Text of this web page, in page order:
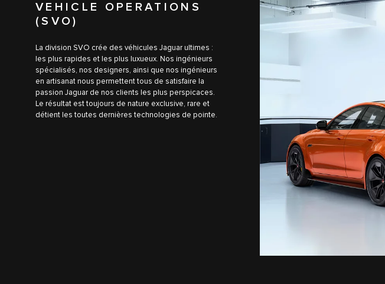
VEHICLE OPERATIONS
(SVO)
La division SVO crée des véhicules Jaguar ultimes :
les plus rapides et les plus luxueux. Nos ingénieurs
spécialisés, nos designers, ainsi que nos ingénieurs
en artisanat nous permettent tous de satisfaire la
passion Jaguar de nos clients les plus perspicaces.
Le résultat est toujours de nature exclusive, rare et
détient les toutes dernières technologies de pointe.